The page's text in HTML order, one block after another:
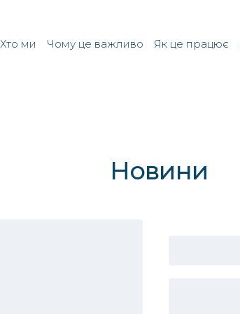
Хто ми Чому це важливо Як це працює
Новини